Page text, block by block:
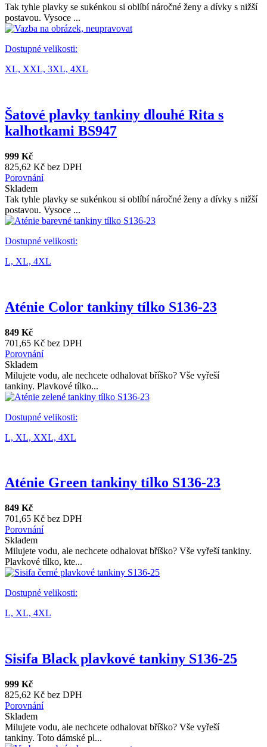
Tak tyhle plavky se sukénkou si oblíbí náročné ženy a dívky s nižší
postavou. Vysoce ...
Dostupné velikosti:
XL, XXL, 3XL, 4XL
Šatové plavky tankiny dlouhé Rita s
kalhotkami BS947
999 Kč
825,62 Kč bez DPH
Porovnání
Skladem
Tak tyhle plavky se sukénkou si oblíbí náročné ženy a dívky s nižší
postavou. Vysoce ...
Dostupné velikosti:
L, XL, 4XL
Aténie Color tankiny tílko S136-23
849 Kč
701,65 Kč bez DPH
Porovnání
Skladem
Milujete vodu, ale nechcete odhalovat bříško? Vše vyřeší
tankiny. Plavkové tílko...
Dostupné velikosti:
L, XL, XXL, 4XL
Aténie Green tankiny tílko S136-23
849 Kč
701,65 Kč bez DPH
Porovnání
Skladem
Milujete vodu, ale nechcete odhalovat bříško? Vše vyřeší tankiny.
Plavkové tílko, kte...
Dostupné velikosti:
L, XL, 4XL
Sisifa Black plavkové tankiny S136-25
999 Kč
825,62 Kč bez DPH
Porovnání
Skladem
Milujete vodu, ale nechcete odhalovat bříško? Vše vyřeší
tankiny. Toto dámské pl...